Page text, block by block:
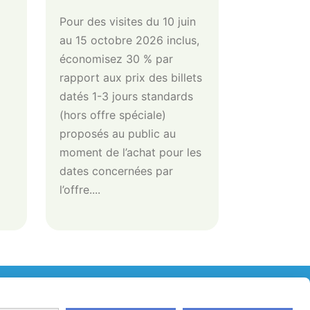
Pour des visites du 10 juin
au 15 octobre 2026 inclus,
économisez 30 % par
rapport aux prix des billets
datés 1-3 jours standards
(hors offre spéciale)
proposés au public au
moment de l’achat pour les
dates concernées par
l’offre....